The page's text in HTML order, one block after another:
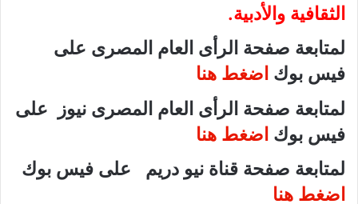
الثقافية والأدبية.
لمتابعة صفحة الرأى العام المصرى على
فيس بوك اضغط هنا
لمتابعة صفحة الرأى العام المصرى نيوز على
فيس بوك اضغط هنا
لمتابعة صفحة قناة نيو دريم على فيس بوك
اضغط هنا